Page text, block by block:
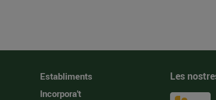
Establiments
Incorpora't
Les